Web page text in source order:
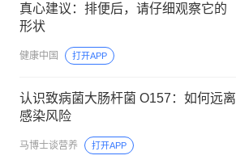
真心建议：排便后，请仔细观察它的
形状
健康中国 打开APP
认识致病菌大肠杆菌 O157：如何远离
感染风险
马博士谈营养 打开APP